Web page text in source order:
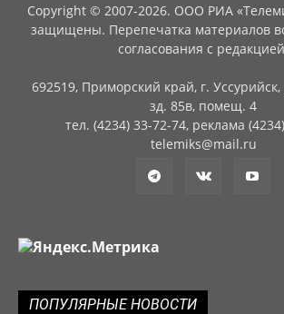
Copyright © 2007-2026. ООО РИА
защищены. Перепечатка материалов
согласования с
692519, Приморский край, г.
зд. 85в, помещ. 4
тел. (4234) 33-72-74, реклама
telemiks@mail.ru
ПОПУЛЯРНЫЕ НОВОСТИ